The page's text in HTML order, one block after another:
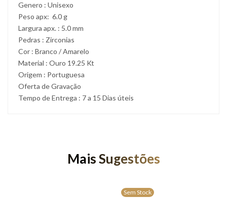
Genero : Unisexo
Peso apx: 6.0 g
Largura apx. : 5.0 mm
Pedras : Zirconias
Cor : Branco / Amarelo
Material : Ouro 19.25 Kt
Origem : Portuguesa
Oferta de Gravação
Tempo de Entrega : 7 a 15 Dias úteis
Mais Sugestões
Sem Stock